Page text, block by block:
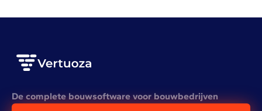
De complete bouwsoftware voor bouwbedrijven